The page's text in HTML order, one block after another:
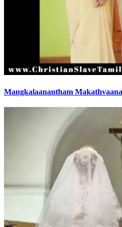
Mangkalaanantham